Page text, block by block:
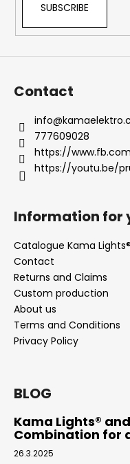
SUBSCRIBE
Contact
info@
777609028
https://
https://youtu.be/
Information for
Catalogue Kama Lights®
Contact
Returns and Claims
Custom production
About us
Terms and Conditions
Privacy Policy
BLOG
Kama Lights®
Combination for
26.3.2025